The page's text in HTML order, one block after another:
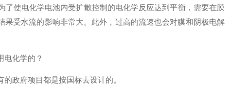
使电化学电池内受扩散控制的电化学反应达到平衡，需要在膜
受水流的影响非常大。此外，过高的流速也会对膜和阴极电解
电化学的？
政府项目都是按国标去设计的。